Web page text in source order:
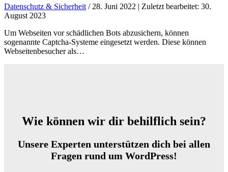
Datenschutz & Sicherheit / 28. Juni 2022 | Zuletzt bearbeitet: 30.
August 2023
Um Webseiten vor schädlichen Bots abzusichern, können
sogenannte Captcha-Systeme eingesetzt werden. Diese können
Webseitenbesucher als…
Wie können wir dir behilflich sein?
Unsere Experten unterstützen dich bei allen
Fragen rund um WordPress!